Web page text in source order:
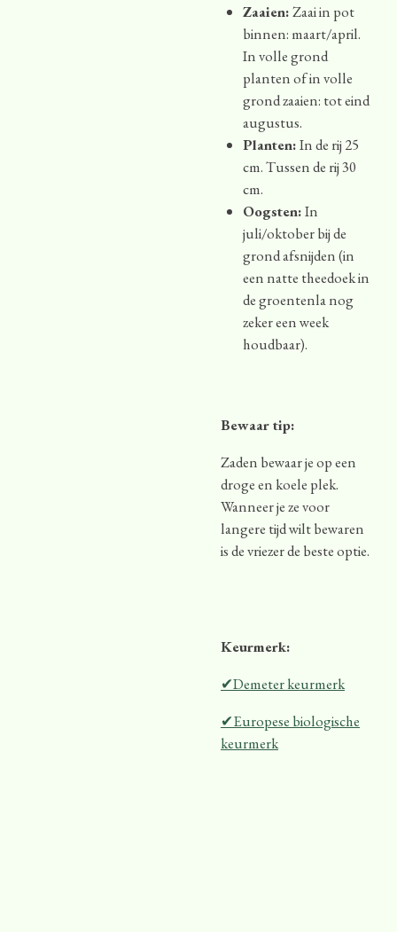
Zaaien:Zaai in pot
binnen: maart/april.
In volle grond
planten of in volle
grond zaaien: tot eind
augustus.
Planten:In de rij 25
cm. Tussen de rij 30
cm.
Oogsten:In
juli/oktober bij de
grond afsnijden (in
een natte theedoek in
de groentenla nog
zeker een week
houdbaar).
Bewaar tip:
Zaden bewaar je op een
droge en koele plek.
Wanneer je ze voor
langere tijd wilt bewaren
is de vriezer de beste optie.
Keurmerk:
✔Demeter keurmerk
✔Europese biologische
keurmerk